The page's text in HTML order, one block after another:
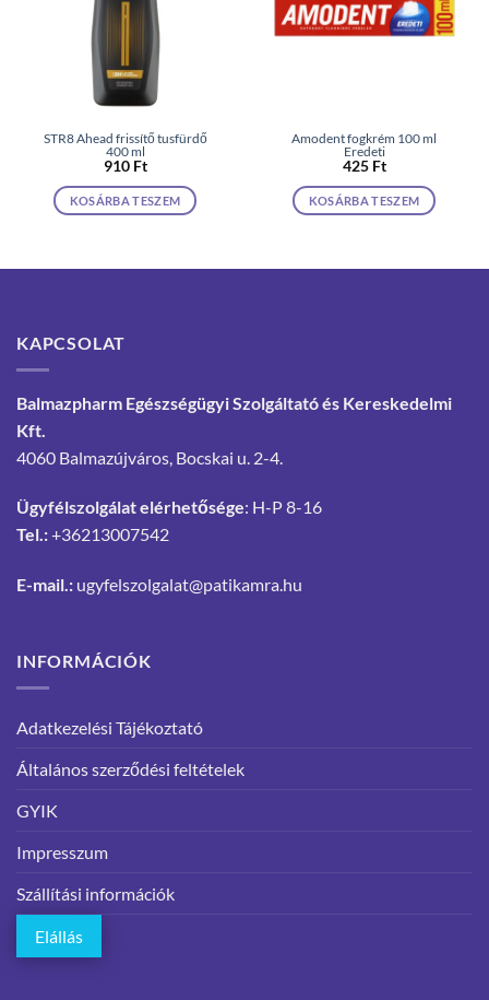
STR8 Ahead frissítő tusfürdő
400 ml
910 Ft
KOSÁRBA TESZEM
Amodent fogkrém 100 ml
Eredeti
425 Ft
KOSÁRBA TESZEM
KAPCSOLAT
Balmazpharm Egészségügyi Szolgáltató és Kereskedelmi
Kft.
4060 Balmazújváros, Bocskai u. 2-4.
Ügyfélszolgálat elérhetősége: H-P 8-16
Tel.:+36213007542
E-mail.: ugyfelszolgalat@patikamra.hu
INFORMÁCIÓK
Adatkezelési Tájékoztató
Általános szerződési feltételek
GYIK
Impresszum
Szállítási információk
Elállás